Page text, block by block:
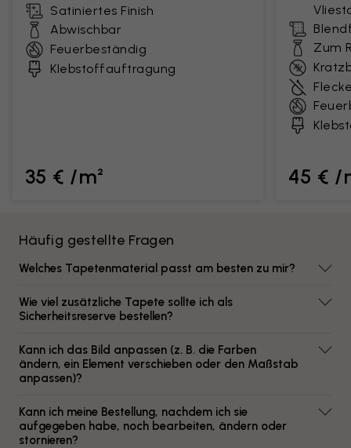
Satiniertes Finish
Abwischbar
Feuerbeständig
Klebstoffauftragung
35 € /m²
Zum
45 € /
Häufig gestellte Fragen
Welches Tapetenmaterial passt am besten zu mir?
Wie viel zusätzliche Tapete sollte ich als
Sicherheitsreserve bestellen?
Kann ich das Bild anpassen (z. B. die Farben
ändern, ein Element verschieben oder den Maßstab
anpassen)?
Kann ich meine Bestellung, nachdem ich sie
aufgegeben habe, noch bearbeiten, ändern oder
stornieren?